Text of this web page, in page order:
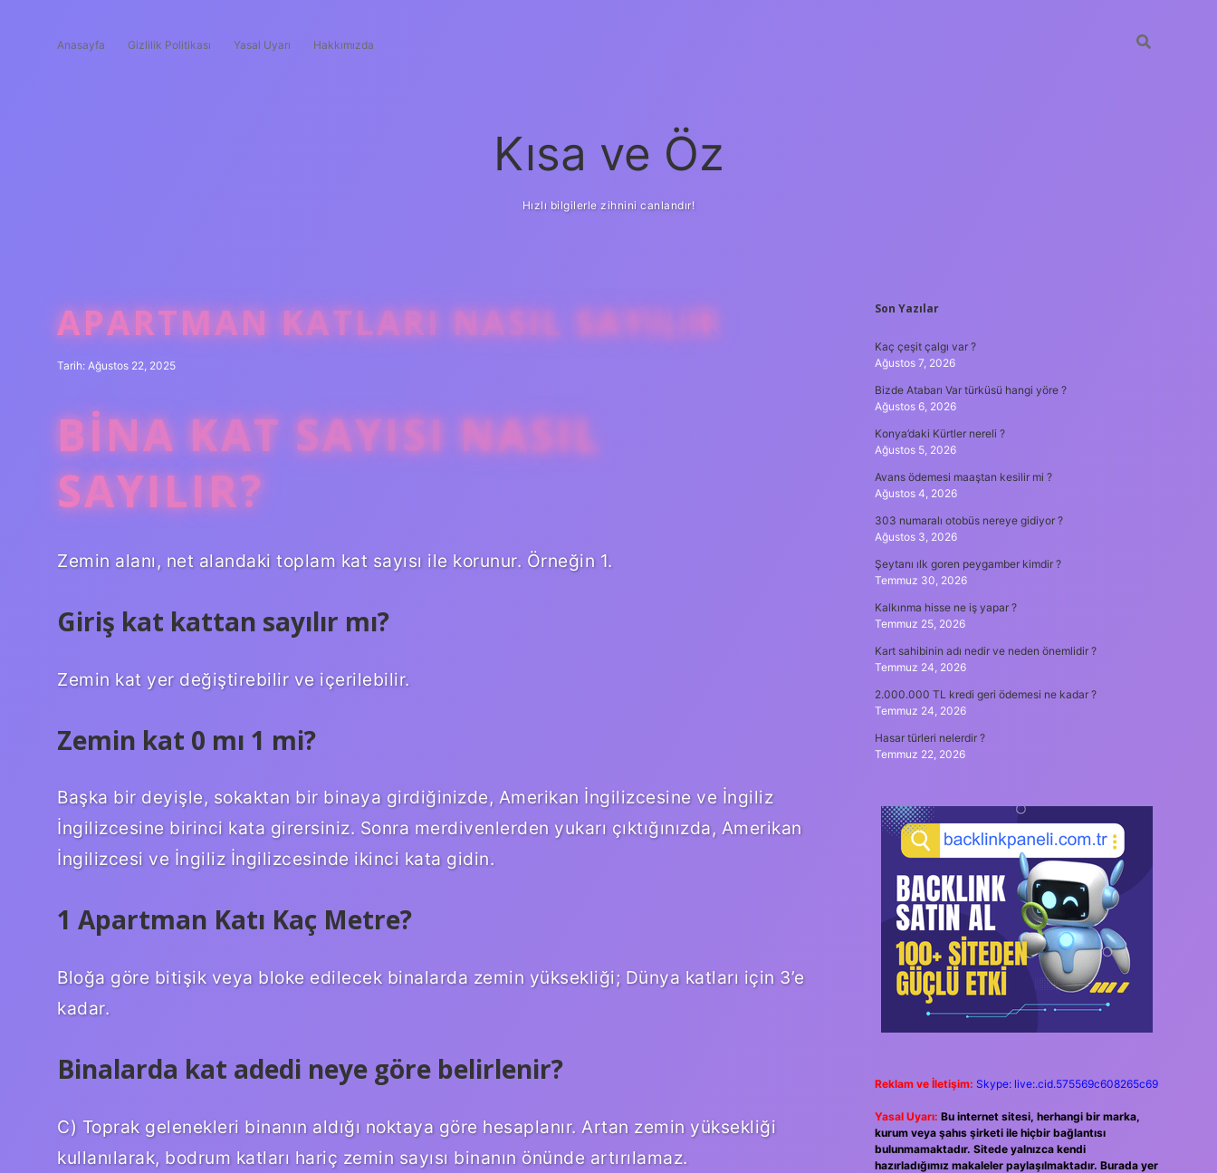
Anasayfa Gizlilik Politikası Yasal Uyarı Hakkımızda
Kısa ve Öz
Hızlı bilgilerle zihnini canlandır!
APARTMAN KATLARI NASIL SAYILIR
Tarih: Ağustos 22, 2025
BINA KAT SAYISI NASIL
SAYILIR?
Zemin alanı, net alandaki toplam kat sayısı ile korunur. Örneğin 1.
Giriş kat kattan sayılır mı?
Zemin kat yer değiştirebilir ve içerilebilir.
Zemin kat 0 mı 1 mi?
Başka bir deyişle, sokaktan bir binaya girdiğinizde, Amerikan İngilizcesine ve İngiliz
İngilizcesine birinci kata girersiniz. Sonra merdivenlerden yukarı çıktığınızda, Amerikan
İngilizcesi ve İngiliz İngilizcesinde ikinci kata gidin.
1 Apartman Katı Kaç Metre?
Bloğa göre bitişik veya bloke edilecek binalarda zemin yüksekliği; Dünya katları için 3’e
kadar.
Binalarda kat adedi neye göre belirlenir?
C) Toprak gelenekleri binanın aldığı noktaya göre hesaplanır. Artan zemin yüksekliği
kullanılarak, bodrum katları hariç zemin sayısı binanın önünde artırılamaz.
SIDEBAR
Son Yazılar
Kaç çeşit çalgı var ?
Ağustos 7, 2026
Bizde Atabarı Var türküsü hangi yöre ?
Ağustos 6, 2026
Konya’daki Kürtler nereli ?
Ağustos 5, 2026
Avans ödemesi maaştan kesilir mi ?
Ağustos 4, 2026
303 numaralı otobüs nereye gidiyor ?
Ağustos 3, 2026
Şeytanı ılk goren peygamber kimdir ?
Temmuz 30, 2026
Kalkınma hisse ne iş yapar ?
Temmuz 25, 2026
Kart sahibinin adı nedir ve neden önemlidir ?
Temmuz 24, 2026
2.000.000 TL kredi geri ödemesi ne kadar ?
Temmuz 24, 2026
Hasar türleri nelerdir ?
Temmuz 22, 2026
Reklam ve İletişim: Skype: live:.cid.575569c608265c69
Yasal Uyarı: Bu internet sitesi, herhangi bir marka,
kurum veya şahıs şirketi ile hiçbir bağlantısı
bulunmamaktadır. Sitede yalnızca kendi
hazırladığımız makaleler paylaşılmaktadır. Burada yer